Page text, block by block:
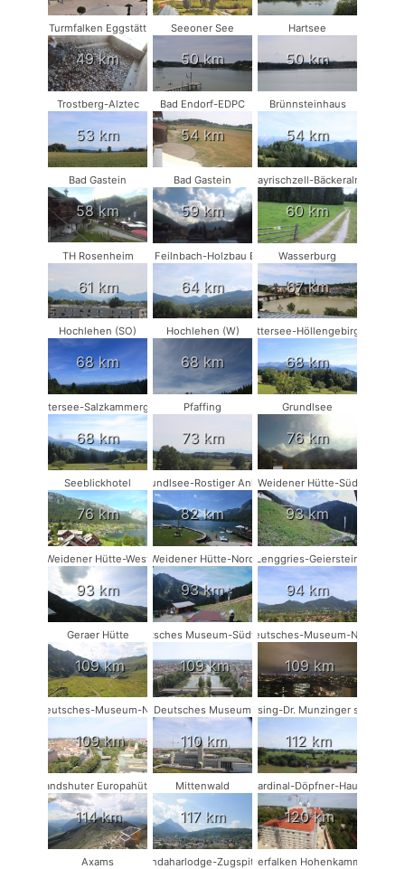
Turmfalken Eggstätt
49 km
Seeoner See
50 km
Hartsee
50 km
Trostberg-Alztec
53 km
Bad Endorf-EDPC
54 km
Brünnsteinhaus
54 km
Bad Gastein
58 km
Bad Gastein
59 km
Bayrischzell-Bäckeralm
60 km
TH Rosenheim
61 km
Bad Feilnbach-Holzbau Eder
64 km
Wasserburg
67 km
Hochlehen (SO)
68 km
Hochlehen (W)
68 km
Attersee-Höllengebirge
68 km
Attersee-Salzkammergut
68 km
Pfaffing
73 km
Grundlsee
76 km
Seeblickhotel
76 km
Grundlsee-Rostiger Anker
82 km
Weidener Hütte-Süd
93 km
Weidener Hütte-West
93 km
Weidener Hütte-Nord
93 km
Lenggries-Geierstein
94 km
Geraer Hütte
109 km
Deutsches Museum-Südwest
109 km
Deutsches-Museum-NW
109 km
Deutsches-Museum-NO
109 km
Deutsches Museum
110 km
Münsing-Dr. Munzinger sport
112 km
Landshuter Europahütte
114 km
Mittenwald
117 km
Kardinal-Döpfner-Haus
120 km
Axams Kandaharlodge-ZugspitzeWanderfalken Hohenkammer #1